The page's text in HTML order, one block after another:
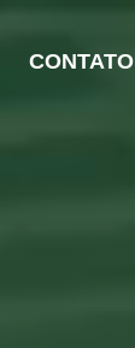
CONTATO